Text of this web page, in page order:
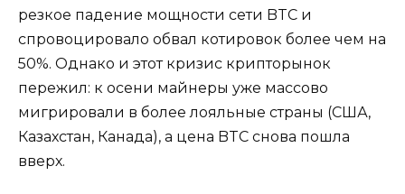
резкое падение мощности сети BTC и
спровоцировало обвал котировок более чем на
50%. Однако и этот кризис крипторынок
пережил: к осени майнеры уже массово
мигрировали в более лояльные страны (США,
Казахстан, Канада), а цена BTC снова пошла
вверх.